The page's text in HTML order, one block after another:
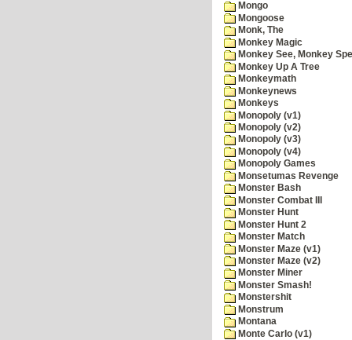
Mongo
Mongoose
Monk, The
Monkey Magic
Monkey See, Monkey
Monkey Up A Tree
Monkeymath
Monkeynews
Monkeys
Monopoly (v1)
Monopoly (v2)
Monopoly (v3)
Monopoly (v4)
Monopoly Games
Monsetumas Revenge
Monster Bash
Monster Combat III
Monster Hunt
Monster Hunt 2
Monster Match
Monster Maze (v1)
Monster Maze (v2)
Monster Miner
Monster Smash!
Monstershit
Monstrum
Montana
Monte Carlo (v1)